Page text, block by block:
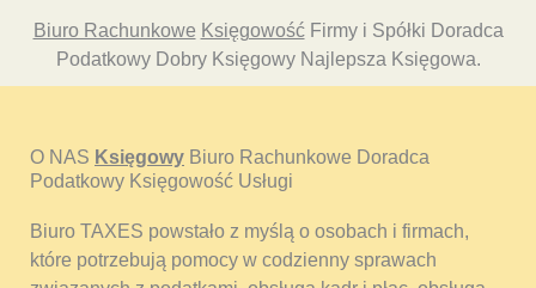
Biuro Rachunkowe KsięgowośćFirmy i Spółki Doradca
Podatkowy Dobry Księgowy Najlepsza Księgowa.
O NAS Księgowy Biuro Rachunkowe Doradca
Podatkowy Księgowość Usługi
Biuro TAXES powstało z myślą o osobach i firmach,
które potrzebują pomocy w codzienny sprawach